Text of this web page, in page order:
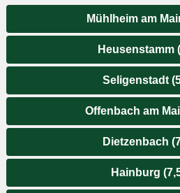
Mühlheim am
Heusenstamm
Seligenstadt
Offenbach am
Dietzenbach
Hainburg